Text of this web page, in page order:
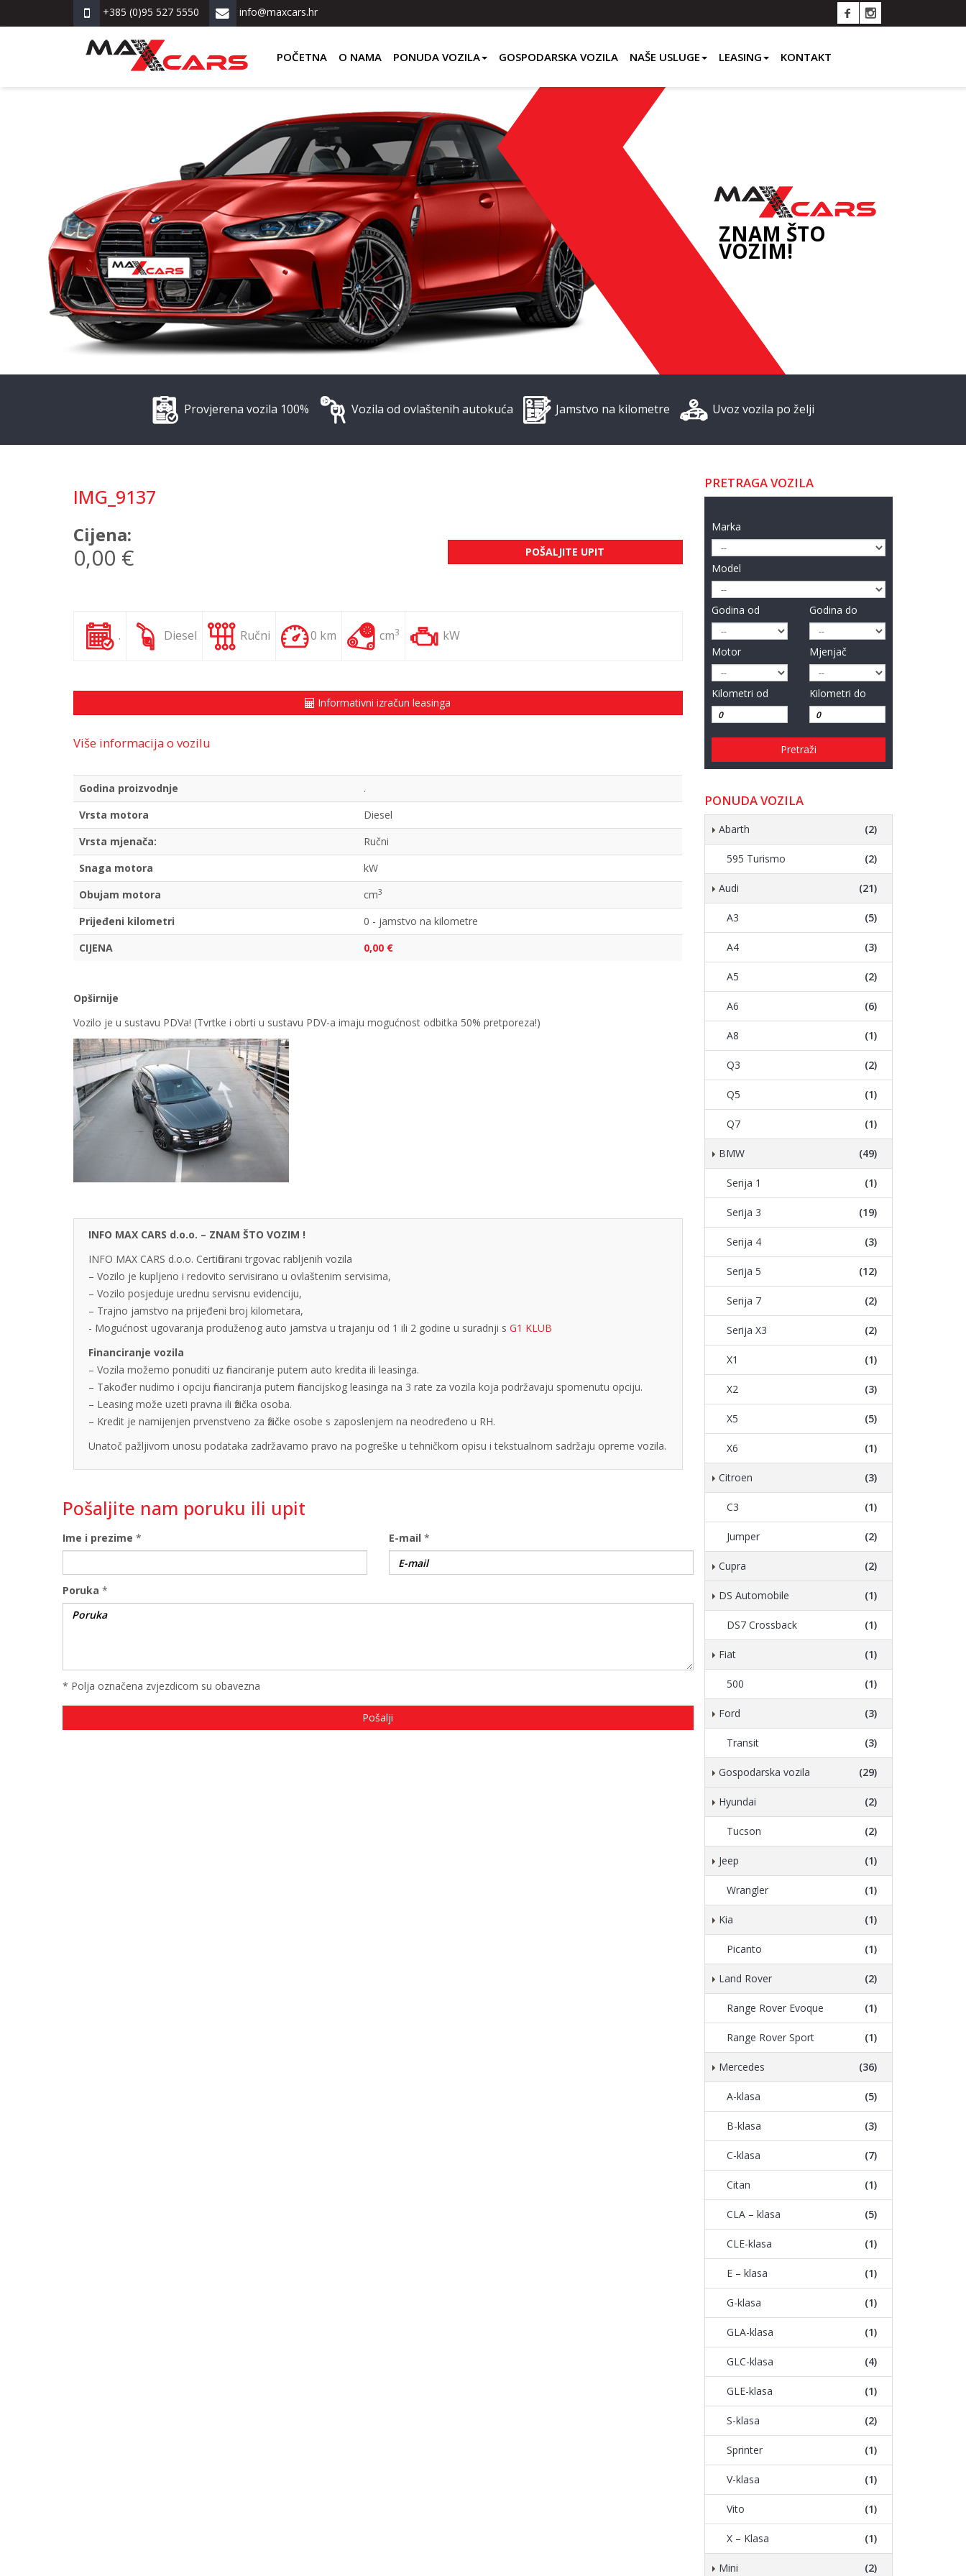
+385 (0)95 527 5550 info@maxcars.hr
POČETNA O NAMA PONUDA VOZILA GOSPODARSKA VOZILA NAŠE USLUGE LEASING KONTAKT
ZNAM ŠTO
VOZIM!
Provjerena vozila 100% Vozila od ovlaštenih autokuća Jamstvo na kilometre Uvoz vozila po želji
IMG_9137
Cijena:
0,00 € POŠALJITE UPIT
. Diesel Ručni 0 km cm3 kW
Informativni izračun leasinga
Više informacija o vozilu
Godina proizvodnje
.
Vrsta motora
Diesel
Vrsta mjenača:
Ručni
Snaga motora
kW
Obujam motora
cm3
Prijeđeni kilometri
0 - jamstvo na kilometre
CIJENA
0,00 €
Opširnije
Vozilo je u sustavu PDVa! (Tvrtke i obrti u sustavu PDV-a imaju mogućnost odbitka 50% pretporeza!)
INFO MAX CARS d.o.o. – ZNAM ŠTO VOZIM !
INFO MAX CARS d.o.o. Certificirani trgovac rabljenih vozila
– Vozilo je kupljeno i redovito servisirano u ovlaštenim servisima,
– Vozilo posjeduje urednu servisnu evidenciju,
– Trajno jamstvo na prijeđeni broj kilometara,
- Mogućnost ugovaranja produženog auto jamstva u trajanju od 1 ili 2 godine u suradnji s G1 KLUB
Financiranje vozila
– Vozila možemo ponuditi uz financiranje putem auto kredita ili leasinga.
– Također nudimo i opciju financiranja putem financijskog leasinga na 3 rate za vozila koja podržavaju spomenutu opciju.
– Leasing može uzeti pravna ili fizička osoba.
– Kredit je namijenjen prvenstveno za fizičke osobe s zaposlenjem na neodređeno u RH.
Unatoč pažljivom unosu podataka zadržavamo pravo na pogreške u tehničkom opisu i tekstualnom sadržaju opreme vozila.
Pošaljite nam poruku ili upit
Ime i prezime * E-mail *
Poruka *
* Polja označena zvjezdicom su obavezna
PRETRAGA VOZILA
Marka
Model
Godina od Godina do
Motor Mjenjač
Kilometri od Kilometri do
Pretraži
PONUDA VOZILA
Abarth (2)
595 Turismo (2)
Audi (21)
A3 (5)
A4 (3)
A5 (2)
A6 (6)
A8 (1)
Q3 (2)
Q5 (1)
Q7 (1)
BMW (49)
Serija 1 (1)
Serija 3 (19)
Serija 4 (3)
Serija 5 (12)
Serija 7 (2)
Serija X3 (2)
X1 (1)
X2 (3)
X5 (5)
X6 (1)
Citroen (3)
C3 (1)
Jumper (2)
Cupra (2)
DS Automobile (1)
DS7 Crossback (1)
Fiat (1)
500 (1)
Ford (3)
Transit (3)
Gospodarska vozila (29)
Hyundai (2)
Tucson (2)
Jeep (1)
Wrangler (1)
Kia (1)
Picanto (1)
Land Rover (2)
Range Rover Evoque (1)
Range Rover Sport (1)
Mercedes (36)
A-klasa (5)
B-klasa (3)
C-klasa (7)
Citan (1)
CLA – klasa (5)
CLE-klasa (1)
E – klasa (1)
G-klasa (1)
GLA-klasa (1)
GLC-klasa (4)
GLE-klasa (1)
S-klasa (2)
Sprinter (1)
V-klasa (1)
Vito (1)
X – Klasa (1)
Mini (2)